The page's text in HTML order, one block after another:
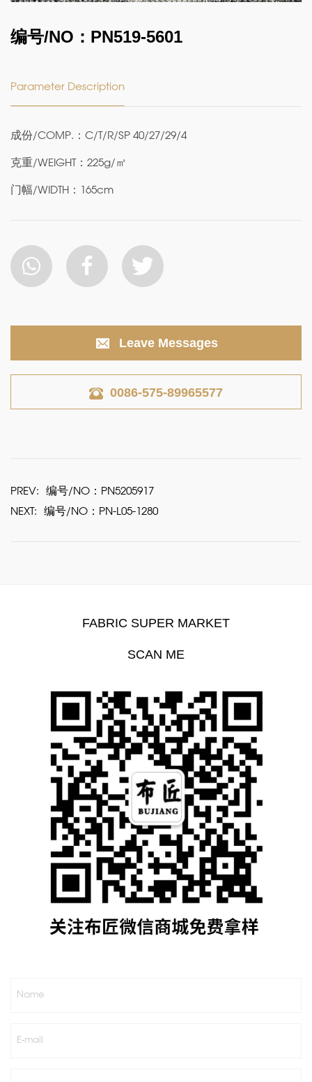
编号/NO：PN519-5601
Parameter Description
成份/COMP.：C/T/R/SP 40/27/29/4
克重/WEIGHT：225g/㎡
门幅/WIDTH：165cm
Leave Messages
0086-575-89965577
PREV: 编号/NO：PN5205917
NEXT: 编号/NO：PN-L05-1280
FABRIC SUPER MARKET
SCAN ME
Name
E-mail